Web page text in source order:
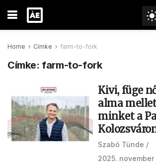
Home Címke farm-to-fork
Címke: farm-to-fork
Kivi, füge
alma
minket a
Szabó Tünde
2025. november